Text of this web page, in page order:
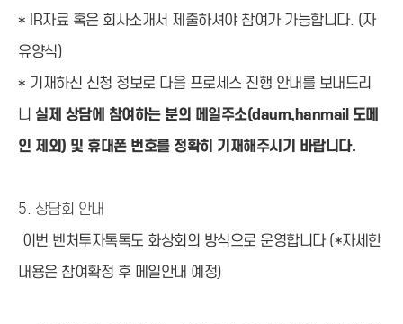
* IR자료 혹은 회사소개서 제출하셔야 참여가 가능합니다. (자
유양식)
* 기재하신 신청 정보로 다음 프로세스 진행 안내를 보내드리
니 실제 상담에 참여하는 분의 메일주소(daum,hanmail 도메
인 제외) 및 휴대폰 번호를 정확히 기재해주시기 바랍니다.
5. 상담회 안내
이번 벤처투자톡톡도 화상회의 방식으로 운영합니다 (*자세한
내용은 참여확정 후 메일안내 예정)